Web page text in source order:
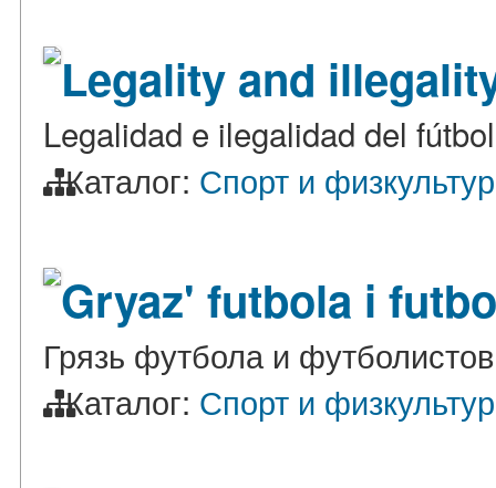
Legality and
Legalidad e ilegalidad del
Каталог: Спорт и
Gryaz' futbola i
Грязь футбола и
Каталог: Спорт и